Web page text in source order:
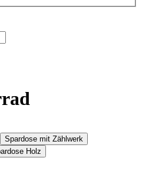
Spardose mit Zählwerk
Holz